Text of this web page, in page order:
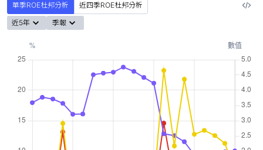
單季ROE杜邦分析
近四季ROE杜邦分析
近5年
季報